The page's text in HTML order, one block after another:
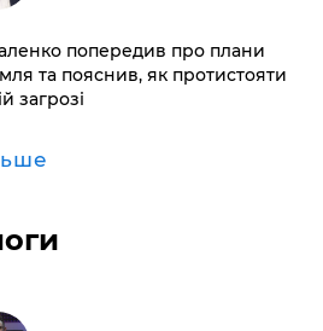
попередив про плани
та пояснив, як протистояти
загрозі